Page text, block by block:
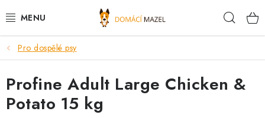
na
DOPORUČUJEME
VÝPRODEJ SKLADU
PSI
Pro dospělé psy
Profine Adult Large Chicken &
Potato 15 kg